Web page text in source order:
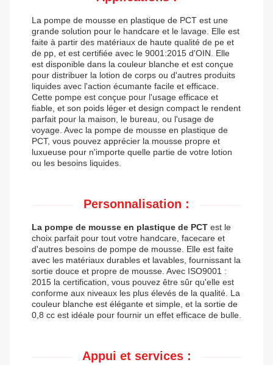
La pompe de mousse en plastique de PCT est une
grande solution pour le handcare et le lavage. Elle est
faite à partir des matériaux de haute qualité de pe et
de pp, et est certifiée avec le 9001:2015 d'OIN. Elle
est disponible dans la couleur blanche et est conçue
pour distribuer la lotion de corps ou d'autres produits
liquides avec l'action écumante facile et efficace.
Cette pompe est conçue pour l'usage efficace et
fiable, et son poids léger et design compact le rendent
parfait pour la maison, le bureau, ou l'usage de
voyage. Avec la pompe de mousse en plastique de
PCT, vous pouvez apprécier la mousse propre et
luxueuse pour n'importe quelle partie de votre lotion
ou les besoins liquides.
Personnalisation :
La pompe de mousse en plastique de PCT est le
choix parfait pour tout votre handcare, facecare et
d'autres besoins de pompe de mousse. Elle est faite
avec les matériaux durables et lavables, fournissant la
sortie douce et propre de mousse. Avec ISO9001 :
2015 la certification, vous pouvez être sûr qu'elle est
conforme aux niveaux les plus élevés de la qualité. La
couleur blanche est élégante et simple, et la sortie de
0,8 cc est idéale pour fournir un effet efficace de bulle.
Appui et services :